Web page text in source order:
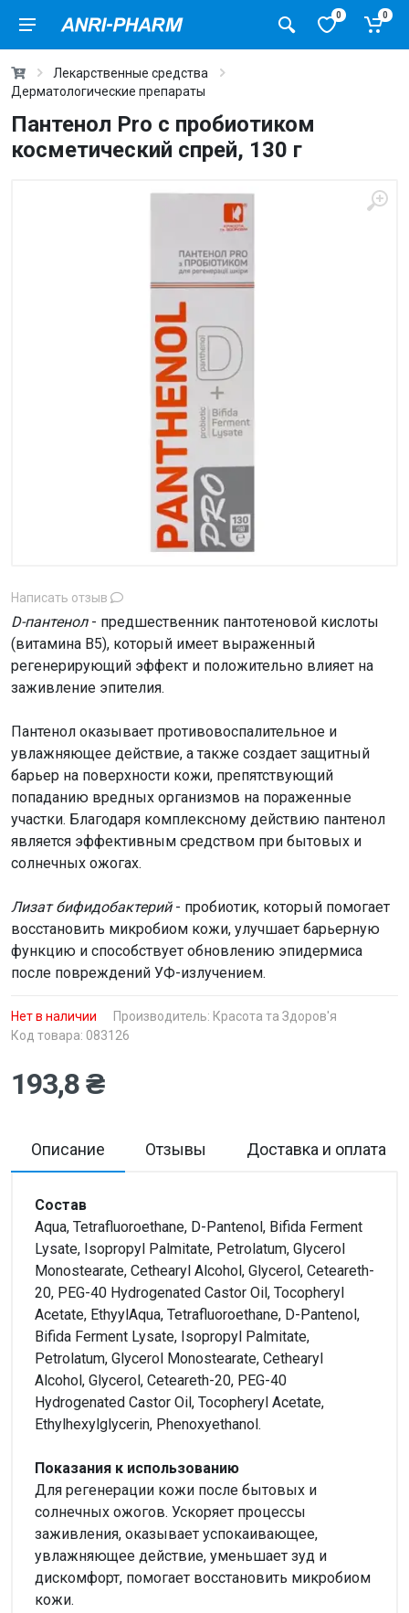
0 0
Лекарственные средства
Дерматологические препараты
Пантенол Pro с пробиотиком
косметический спрей, 130 г
Написать отзыв
D-пантенол - предшественник пантотеновой кислоты
(витамина В5), который имеет выраженный
регенерирующий эффект и положительно влияет на
заживление эпителия.
Пантенол оказывает противовоспалительное и
увлажняющее действие, а также создает защитный
барьер на поверхности кожи, препятствующий
попаданию вредных организмов на пораженные
участки. Благодаря комплексному действию пантенол
является эффективным средством при бытовых и
солнечных ожогах.
Лизат бифидобактерий- пробиотик, который помогает
восстановить микробиом кожи, улучшает барьерную
функцию и способствует обновлению эпидермиса
после повреждений УФ-излучением.
Нет в наличии Производитель: Красота та Здоров'я
Код товара: 083126
193,8 ₴
Описание Отзывы Доставка и оплата
Состав
Aqua, Tetrafluoroethane, D-Pantenol, Bifida Ferment
Lysate, Isopropyl Palmitate, Petrolatum, Glycerol
Monostearate, Cethearyl Alcohol, Glycerol, Ceteareth-
20, PEG-40 Hydrogenated Castor Oil, Tocopheryl
Acetate, EthyylAqua, Tetrafluoroethane, D-Pantenol,
Bifida Ferment Lysate, Isopropyl Palmitate,
Petrolatum, Glycerol Monostearate, Cethearyl
Alcohol, Glycerol, Ceteareth-20, PEG-40
Hydrogenated Castor Oil, Tocopheryl Acetate,
Ethylhexylglycerin, Phenoxyethanol.
Показания к использованию
Для регенерации кожи после бытовых и
солнечных ожогов. Ускоряет процессы
заживления, оказывает успокаивающее,
увлажняющее действие, уменьшает зуд и
дискомфорт, помогает восстановить микробиом
кожи.